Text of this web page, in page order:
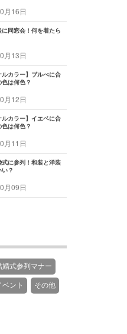
月16日
同窓会！何を着たら
月13日
ルカラー】ブルべに合
色は何色？
月12日
ルカラー】イエベに合
色は何色？
月11日
に参列！和装と洋装
？
月09日
婚式参列マナー
ント その他